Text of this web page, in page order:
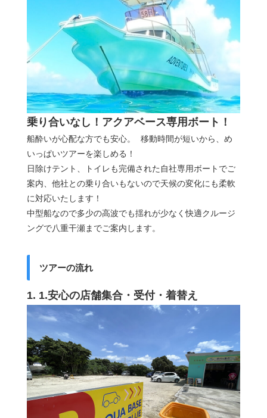
乗り合いなし！アクアベース専用ボート！
船酔いが心配な方でも安心。 移動時間が短いから、め
いっぱいツアーを楽しめる！
日除けテント、トイレも完備された自社専用ボートでご
案内、他社との乗り合いもないので天候の変化にも柔軟
に対応いたします！
中型船なので多少の高波でも揺れが少なく快適クルージ
ングで八重干瀬までご案内します。
ツアーの流れ
1. 1.安心の店舗集合・受付・着替え